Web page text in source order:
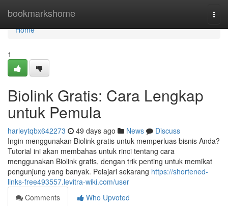
bookmarkshome
Home
Home
1
Biolink Gratis: Cara Lengkap
untuk Pemula
harleytqbx642273 49 days ago News
Discuss
Ingin menggunakan Biolink gratis untuk memperluas bisnis Anda?
Tutorial ini akan membahas untuk rinci tentang cara
menggunakan Biolink gratis, dengan trik penting untuk memikat
pengunjung yang banyak. Pelajari sekarang https://shortened-
links-free493557.levitra-wiki.com/user
Comments
Who Upvoted